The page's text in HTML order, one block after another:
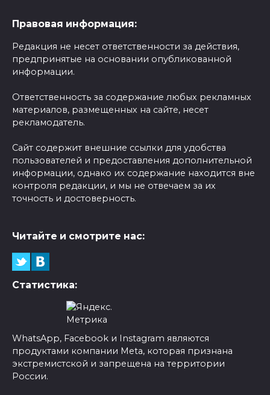
Правовая информация:
Редакция не несет ответственности за действия,
предпринятые на основании опубликованной
информации.
Ответственность за содержание любых рекламных
материалов, размещенных на сайте, несет
рекламодатель.
Сайт содержит внешние ссылки для удобства
пользователей и предоставления дополнительной
информации, однако их содержание находится вне
контроля редакции, и мы не отвечаем за их
точность и достоверность.
Читайте и смотрите нас:
Статистика:
WhatsApp, Facebook и Instagram являются
продуктами компании Meta, которая признана
экстремистской и запрещена на территории
России.